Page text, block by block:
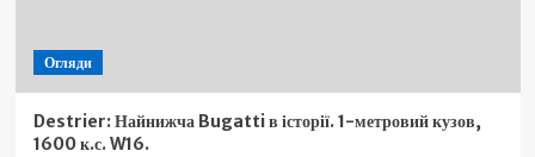
Огляди
Destrier: Найнижча Bugatti в історії. 1-метровий кузов,
1600 к.с. W16.